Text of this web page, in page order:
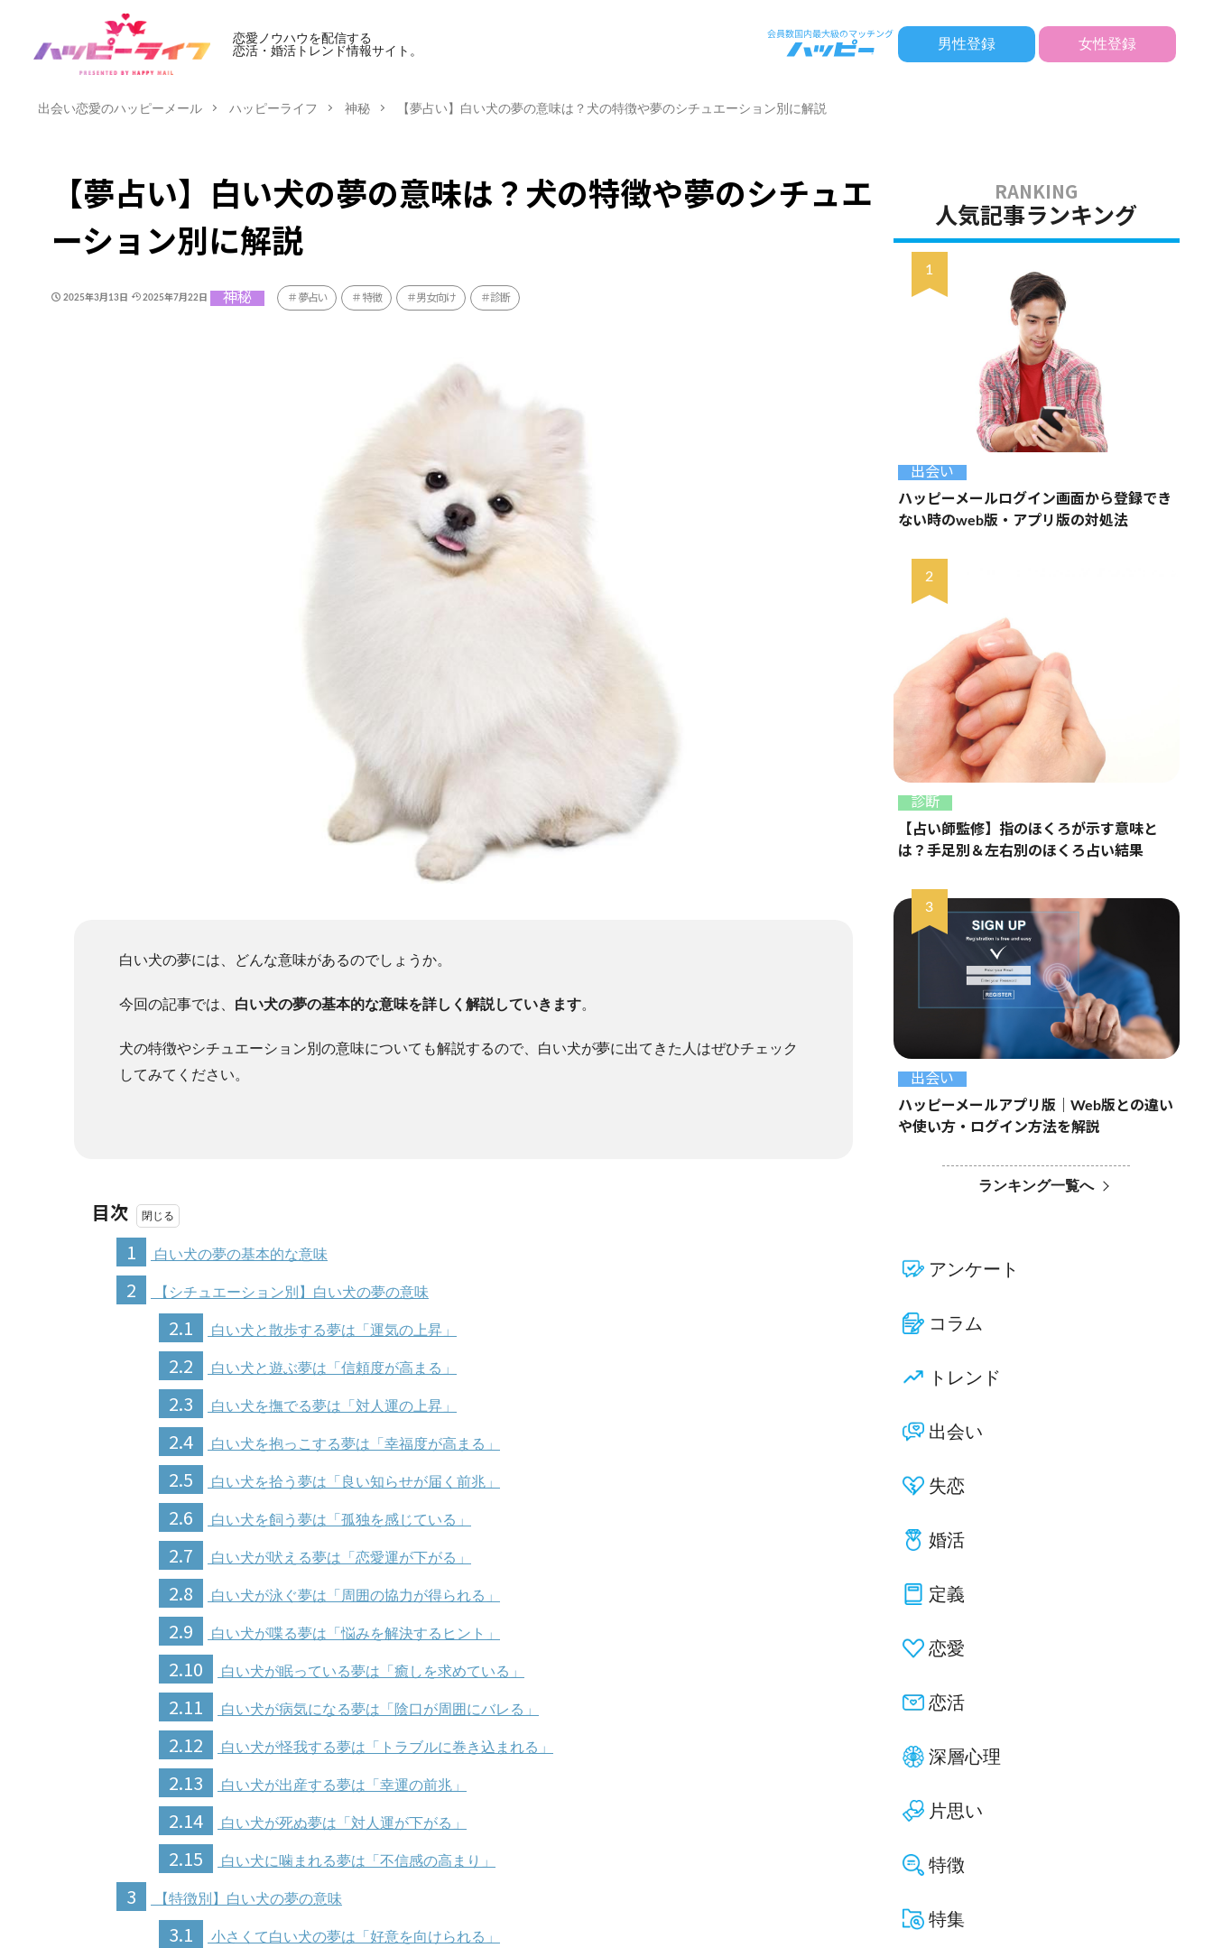
恋愛ノウハウを配信する
恋活・婚活トレンド情報サイト。
男性登録 女性登録
出会い恋愛のハッピーメール ハッピーライフ 神秘 【夢占い】白い犬の夢の意味は？犬の特徴や夢のシチュエーション別に解説
【夢占い】白い犬の夢の意味は？犬の特徴や夢のシチュエ
ーション別に解説
2025年3月13日 2025年7月22日 神秘 夢占い 特徴 男女向け 診断
白い犬の夢には、どんな意味があるのでしょうか。
今回の記事では、 白い犬の夢の基本的な意味を詳しく解説していきます。
犬の特徴やシチュエーション別の意味についても解説するので、白い犬が夢に出てきた人はぜひチェック
してみてください。
目次
1
白い犬の夢の基本的な意味
2 【シチュエーション別】白い犬の夢の意味
2.1 白い犬と散歩する夢は「運気の上昇」
2.2 白い犬と遊ぶ夢は「信頼度が高まる」
2.3 白い犬を撫でる夢は「対人運の上昇」
2.4 白い犬を抱っこする夢は「幸福度が高まる」
2.5 白い犬を拾う夢は「良い知らせが届く前兆」
2.6 白い犬を飼う夢は「孤独を感じている」
2.7 白い犬が吠える夢は「恋愛運が下がる」
2.8 白い犬が泳ぐ夢は「周囲の協力が得られる」
2.9 白い犬が喋る夢は「悩みを解決するヒント」
2.10 白い犬が眠っている夢は「癒しを求めている」
2.11 白い犬が病気になる夢は「陰口が周囲にバレる」
2.12 白い犬が怪我する夢は「トラブルに巻き込まれる」
2.13 白い犬が出産する夢は「幸運の前兆」
2.14 白い犬が死ぬ夢は「対人運が下がる」
2.15 白い犬に噛まれる夢は「不信感の高まり」
3 【特徴別】白い犬の夢の意味
3.1 小さくて白い犬の夢は「好意を向けられる」
人気記事ランキング
出会い
ハッピーメールログイン画面から登録でき
ない時のweb版・アプリ版の対処法
診断
【占い師監修】指のほくろが示す意味と
は？手足別＆左右別のほくろ占い結果
出会い
ハッピーメールアプリ版｜Web版との違い
や使い方・ログイン方法を解説
ランキング一覧へ
アンケート
コラム
トレンド
出会い
失恋
婚活
定義
恋愛
恋活
深層心理
片思い
特徴
特集